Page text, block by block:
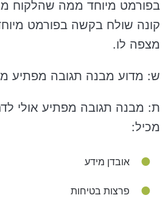
בפורמט מיוחד ממה שהלקוח
קונה שולח בקשה בפורמט
מצפה לו.
ש: מדוע מבנה תגובה מפתיע
ת: מבנה תגובה מפתיע אולי
מכיל:
אובדן מידע
פרצות בטיחות